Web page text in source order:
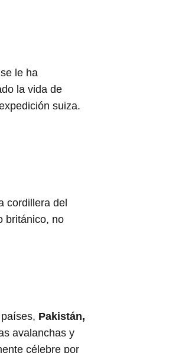
le ha
la vida de
suiza.
cordillera del
británico, no
Pakistán,
avalanchas y
célebre por